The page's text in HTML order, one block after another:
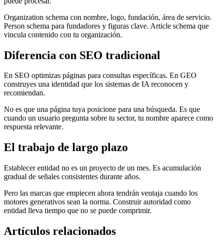
Organization schema con nombre, logo, fundación, área de servicio.
Person schema para fundadores y figuras clave. Article schema que
vincula contenido con tu organización.
Diferencia con SEO tradicional
En SEO optimizas páginas para consultas específicas. En GEO
construyes una identidad que los sistemas de IA reconocen y
recomiendan.
No es que una página tuya posicione para una búsqueda. Es que
cuando un usuario pregunta sobre tu sector, tu nombre aparece como
respuesta relevante.
El trabajo de largo plazo
Establecer entidad no es un proyecto de un mes. Es acumulación
gradual de señales consistentes durante años.
Pero las marcas que empiecen ahora tendrán ventaja cuando los
motores generativos sean la norma. Construir autoridad como
entidad lleva tiempo que no se puede comprimir.
Artículos relacionados